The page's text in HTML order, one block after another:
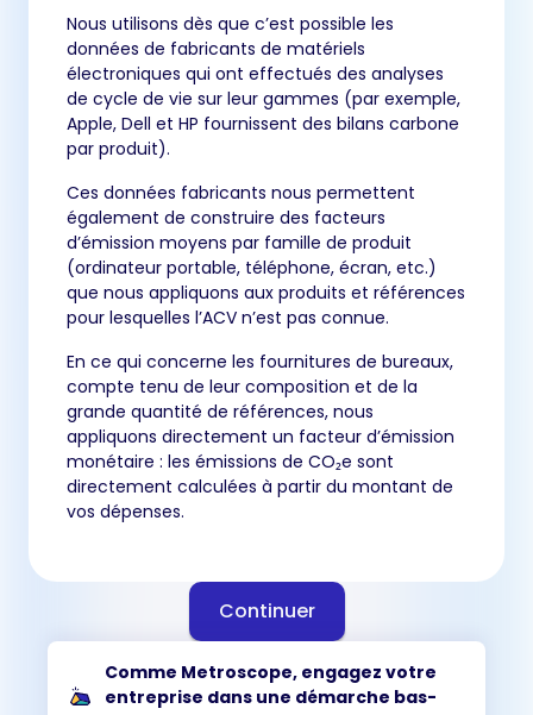
Nous utilisons dès que c’est possible les
données de fabricants de matériels
électroniques qui ont effectués des analyses
de cycle de vie sur leur gammes (par exemple,
Apple, Dell et HP fournissent des bilans carbone
par produit).
Ces données fabricants nous permettent
également de construire des facteurs
d’émission moyens par famille de produit
(ordinateur portable, téléphone, écran, etc.)
que nous appliquons aux produits et références
pour lesquelles l’ACV n’est pas connue.
En ce qui concerne les fournitures de bureaux,
compte tenu de leur composition et de la
grande quantité de références, nous
appliquons directement un facteur d’émission
monétaire : les émissions de CO₂e sont
directement calculées à partir du montant de
vos dépenses.
Continuer
Comme Metroscope, engagez votre
entreprise dans une démarche bas-